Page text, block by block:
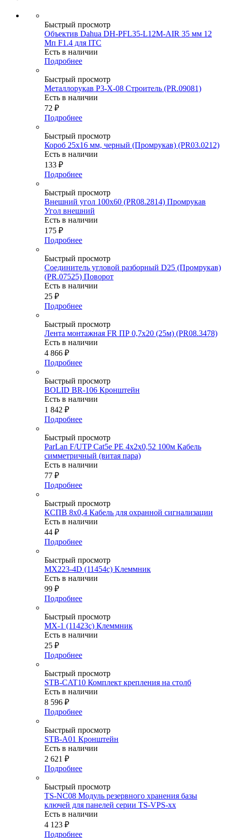
Быстрый просмотр
Объектив Dahua DH-PFL35-L12M-AIR 35 мм 12
Мп F1.4 для ITC
Есть в наличии
Подробнее
Быстрый просмотр
Металлорукав Р3-Х-08 Строитель (PR.09081)
Есть в наличии
72 ₽
Подробнее
Быстрый просмотр
Короб 25х16 мм, черный (Промрукав) (PR03.0212)
Есть в наличии
133 ₽
Подробнее
Быстрый просмотр
Внешний угол 100х60 (PR08.2814) Промрукав
Угол внешний
Есть в наличии
175 ₽
Подробнее
Быстрый просмотр
Соединитель угловой разборный D25 (Промрукав)
(PR.07525) Поворот
Есть в наличии
25 ₽
Подробнее
Быстрый просмотр
Лента монтажная FR ПР 0,7х20 (25м) (PR08.3478)
Есть в наличии
4 866 ₽
Подробнее
Быстрый просмотр
BOLID BR-106 Кронштейн
Есть в наличии
1 842 ₽
Подробнее
Быстрый просмотр
ParLan F/UTP Cat5e PE 4х2х0,52 100м Кабель
симметричный (витая пара)
Есть в наличии
77 ₽
Подробнее
Быстрый просмотр
КСПВ 8х0,4 Кабель для охранной сигнализации
Есть в наличии
44 ₽
Подробнее
Быстрый просмотр
MX223-4D (11454c) Клеммник
Есть в наличии
99 ₽
Подробнее
Быстрый просмотр
MX-1 (11423c) Клеммник
Есть в наличии
25 ₽
Подробнее
Быстрый просмотр
STB-CAT10 Комплект крепления на столб
Есть в наличии
8 596 ₽
Подробнее
Быстрый просмотр
STB-A01 Кронштейн
Есть в наличии
2 621 ₽
Подробнее
Быстрый просмотр
TS-NC08 Модуль резервного хранения базы
ключей для панелей серии TS-VPS-xx
Есть в наличии
4 123 ₽
Подробнее